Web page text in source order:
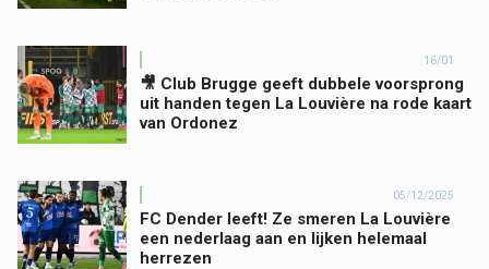
16/01
🎥 Club Brugge geeft dubbele voorsprong
uit handen tegen La Louvière na rode kaart
van Ordonez
05/12/2025
FC Dender leeft! Ze smeren La Louvière
een nederlaag aan en lijken helemaal
herrezen